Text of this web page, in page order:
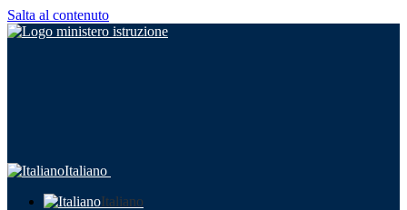
Salta al contenuto
Italiano
Italiano